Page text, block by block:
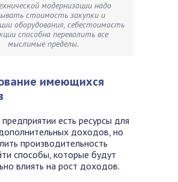
модернизации надо
стоимость закупки и
оборудования, себестоимость
способна перевалить все
мыслимые пределы.
имеющихся
есть ресурсы для
доходов, но
производительность
способы, которые будут
влиять на рост доходов.